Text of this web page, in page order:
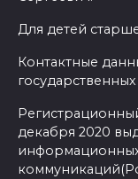
Для детей
Контактные
декабря 2020